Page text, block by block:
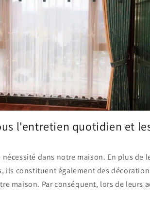
l'entretien quotidien et
dans notre maison. En plus de
ils constituent également des
maison. Par conséquent, lors de leurs